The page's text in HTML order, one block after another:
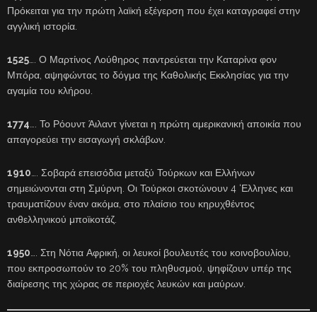
Πρόκειται για την πρώτη λαϊκή εξέγερση που έχει καταγραφεί στην
αγγλική ιστορία.
1525 …. Ο Μαρτίνος Λούθηρος παντρεύεται την Καταρίνα φον
Μπόρα, αψηφώντας το δόγμα της Καθολικής Εκκλησίας για την
αγαμία του κλήρου.
1774 …. Το Ρόουντ Άιλαντ γίνεται η πρώτη αμερικανική αποικία που
απαγορεύει την εισαγωγή σκλάβων.
1910 …. Σοβαρά επεισόδια μεταξύ Τούρκων και Ελλήνων
σημειώνονται στη Σμύρνη. Οι Τούρκοι σκοτώνουν 4 ‘Ελληνες και
τραυματίζουν έναν ακόμα, στο πλαίσιο του κηρυχθέντος
ανθελληνικού μποϊκοτάζ.
1950 …. Στη Νότια Αφρική, οι λευκοί βουλευτές του κοινοβουλίου,
που εκπροσωπούν το 20% του πληθυσμού, ψηφίζουν υπέρ της
διαίρεσης της χώρας σε περιοχές λευκών και μαύρων.